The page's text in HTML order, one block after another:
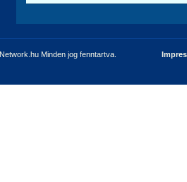
Minden jog fenntartva.